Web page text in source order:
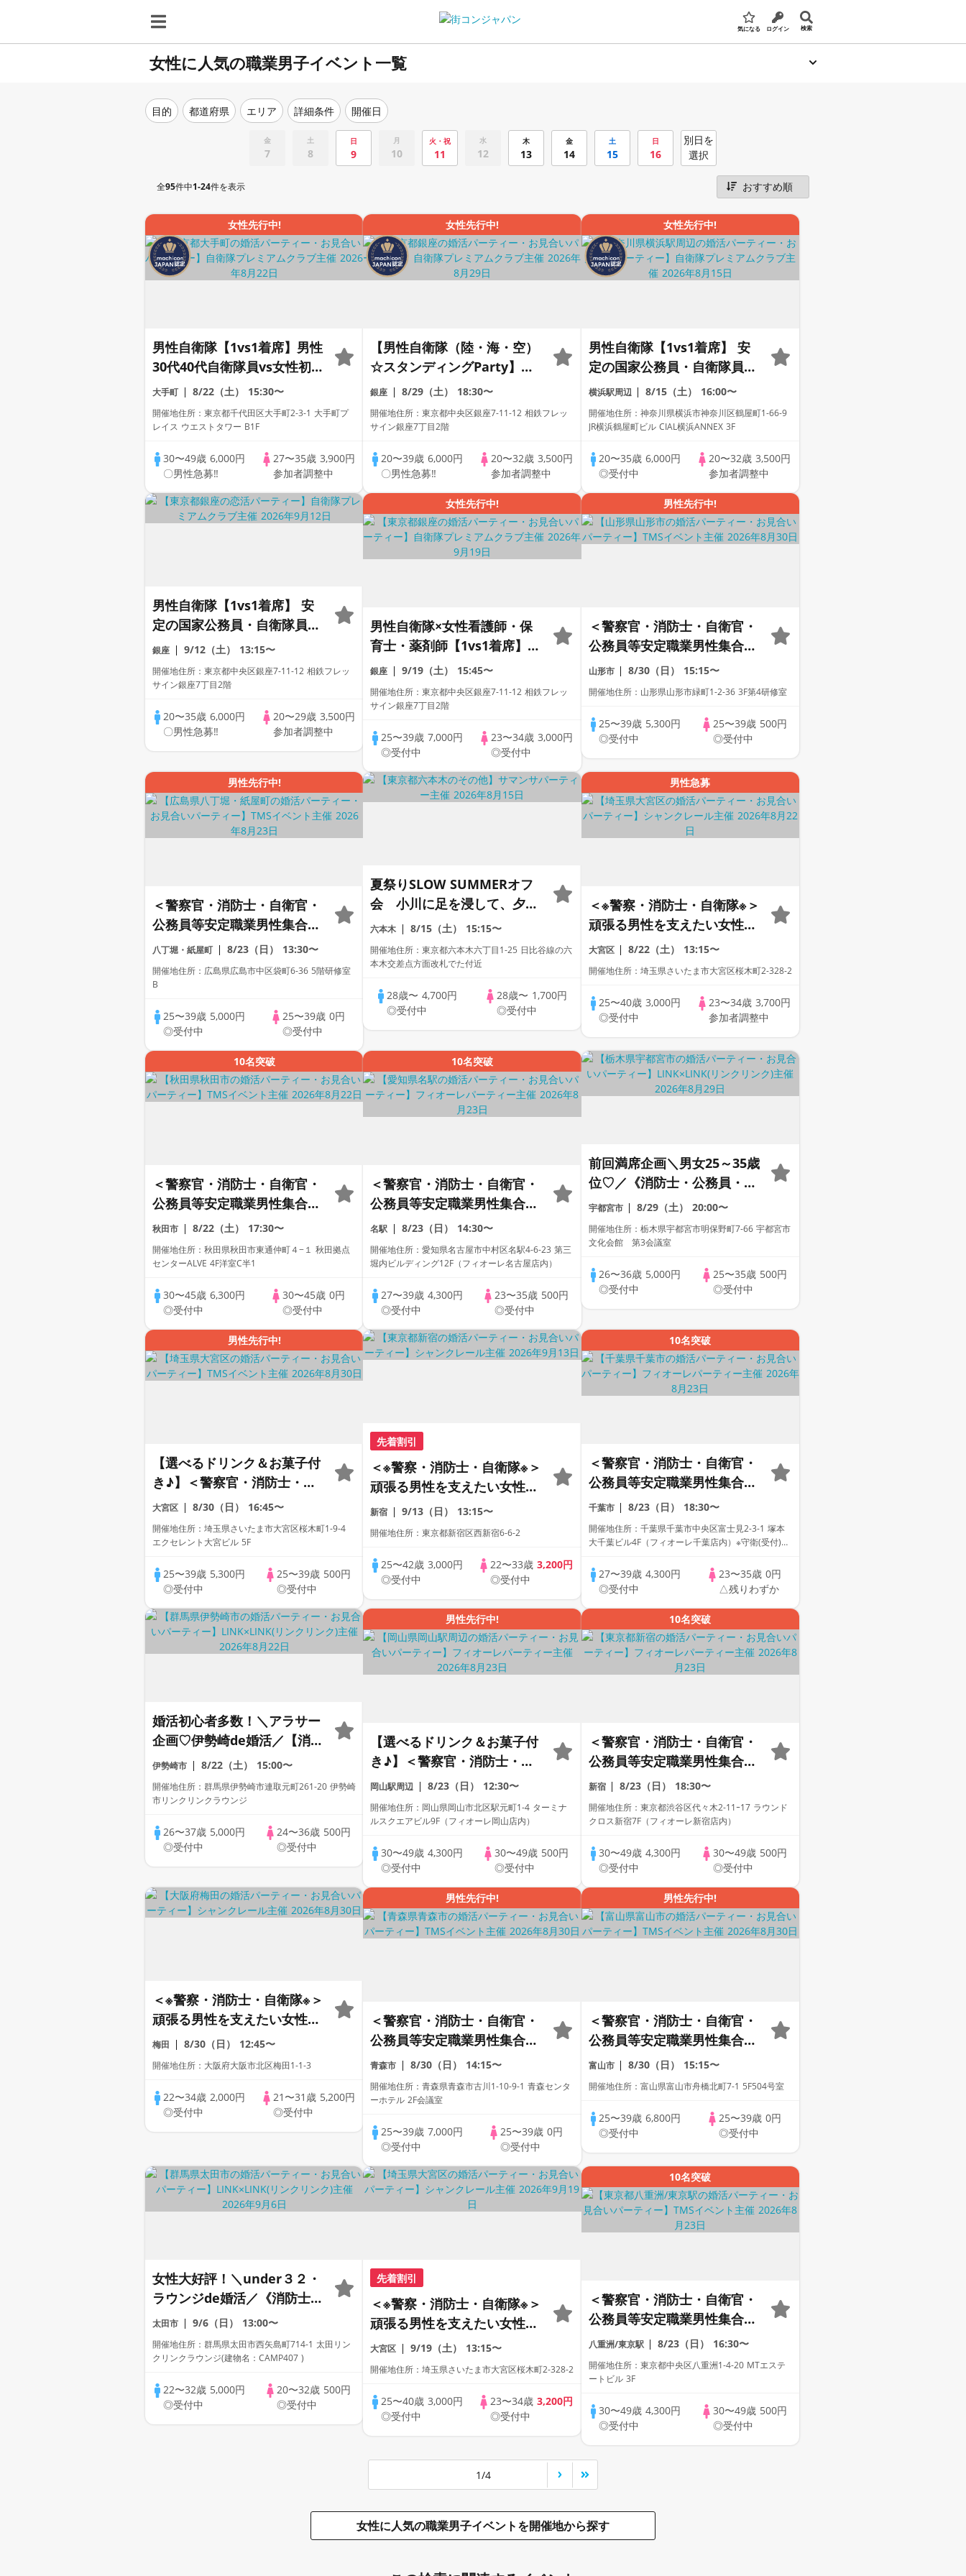
気になる ログイン 検索
女性に人気の職業男子イベント一覧
目的 都道府県 エリア 詳細条件 開催日
金
7
土
8
日
9
月
10
火・祝
11
水
12
木
13
金
14
土
15
日
16
別日を
選択
全95件中1-24件を表示
女性先行中!
男性自衛隊【1vs1着席】男性
30代40代自衛隊員vs女性初参
加中心@結婚を意識した出会
い♡カジュアル婚活《1人参
加中心》
大手町 8/22（土） 15:30〜
開催地住所：東京都千代田区大手町2-3-1 大手町プ
レイス ウエストタワー B1F
30〜49歳 6,000円
〇男性急募‼
27〜35歳 3,900円
参加者調整中
女性先行中!
【男性自衛隊（陸・海・空）
☆スタンディングParty】一
度に複数の異性と出会う
♡《アルコール・ソフトドリ
ンク》フリードリンク付き♪
銀座 8/29（土） 18:30〜
開催地住所：東京都中央区銀座7-11-12 相鉄フレッ
サイン銀座7丁目2階
20〜39歳 6,000円
〇男性急募‼
20〜32歳 3,500円
参加者調整中
女性先行中!
男性自衛隊【1vs1着席】 安
定の国家公務員・自衛隊員vs
女性20代中心♡駅直結のオシ
ャレカフェ♪《1名参加中心
♡》
横浜駅周辺 8/15（土） 16:00〜
開催地住所：神奈川県横浜市神奈川区鶴屋町1-66-9
JR横浜鶴屋町ビル CIAL横浜ANNEX 3F
20〜35歳6,000円
◎受付中
20〜32歳3,500円
参加者調整中
男性自衛隊【1vs1着席】 安
定の国家公務員・自衛隊員
（陸・海・空）vs女性20代限
定♡銀座ホテル内カフェ《1
名参加中心♡》
銀座 9/12（土） 13:15〜
開催地住所：東京都中央区銀座7-11-12 相鉄フレッ
サイン銀座7丁目2階
20〜35歳 6,000円
〇男性急募‼
20〜29歳 3,500円
参加者調整中
女性先行中!
男性自衛隊×女性看護師・保
育士・薬剤師【1vs1着席】カ
ップル率＆結婚率が高い人気
企画♡銀座ホテル内カフェ♪
銀座 9/19（土） 15:45〜
開催地住所：東京都中央区銀座7-11-12 相鉄フレッ
サイン銀座7丁目2階
25〜39歳 7,000円
◎受付中
23〜34歳 3,000円
◎受付中
男性先行中!
＜警察官・消防士・自衛官・
公務員等安定職業男性集合編
＞婚活パーティー・街コン
～真剣な出会い～
山形市 8/30（日） 15:15〜
開催地住所：山形県山形市緑町1-2-36 3F第4研修室
25〜39歳 5,300円
◎受付中
25〜39歳 500円
◎受付中
男性先行中!
＜警察官・消防士・自衛官・
公務員等安定職業男性集合編
＞婚活パーティー・街コン
～真剣な出会い～
八丁堀・紙屋町 8/23（日） 13:30〜
開催地住所：広島県広島市中区袋町6-36 5階研修室
B
25〜39歳 5,000円
◎受付中
25〜39歳 0円
◎受付中
夏祭りSLOW SUMMERオフ
会 小川に足を浸して、夕涼
みも「高身長」「家庭的」
「一部上場企業」「大手企
業」「公務員警察官」「オタ
「1名参加歓迎」「看護師」
「OL」歓迎
六本木 8/15（土） 15:15〜
開催地住所：東京都六本木六丁目1-25 日比谷線の六
本木交差点方面改札でた付近
28歳〜 4,700円
◎受付中
28歳〜 1,700円
◎受付中
男性急募
＜※警察・消防士・自衛隊※＞
頑張る男性を支えたい女性へ
♪
大宮区 8/22（土） 13:15〜
開催地住所：埼玉県さいたま市大宮区桜木町2-328-2
25〜40歳3,000円
◎受付中
23〜34歳3,700円
参加者調整中
10名突破
＜警察官・消防士・自衛官・
公務員等安定職業男性集合編
＞婚活パーティー・街コン
～真剣な出会い～
秋田市 8/22（土） 17:30〜
開催地住所：秋田県秋田市東通仲町４−１ 秋田拠点
センターALVE 4F洋室C半1
30〜45歳 6,300円
◎受付中
30〜45歳 0円
◎受付中
10名突破
＜警察官・消防士・自衛官・
公務員等安定職業男性集合編
＞【個室】婚活パーティー～
真剣な出会い～
名駅 8/23（日） 14:30〜
開催地住所：愛知県名古屋市中村区名駅4-6-23 第三
堀内ビルディング12F（フィオーレ名古屋店内）
27〜39歳 4,300円
◎受付中
23〜35歳 500円
◎受付中
前回満席企画＼男女25～35歳
位♡／《消防士・公務員・商
社・銀行・高年収etc》魅力
的職業＆清潔感のある方と新
しい恋
宇都宮市 8/29（土） 20:00〜
開催地住所：栃木県宇都宮市明保野町7-66 宇都宮市
文化会館 第3会議室
26〜36歳 5,000円
◎受付中
25〜35歳 500円
◎受付中
男性先行中!
【選べるドリンク＆お菓子付
き♪】＜警察官・消防士・自
衛官・公務員等安定職業男性
集合編＞婚活パーティー・街
コン ～真剣な出会い～
大宮区 8/30（日） 16:45〜
開催地住所：埼玉県さいたま市大宮区桜木町1-9-4
エクセレント大宮ビル 5F
25〜39歳 5,300円
◎受付中
25〜39歳 500円
◎受付中
先着割引
＜※警察・消防士・自衛隊※＞
頑張る男性を支えたい女性へ
♪
新宿 9/13（日） 13:15〜
開催地住所：東京都新宿区西新宿6-6-2
25〜42歳 3,000円
◎受付中
22〜33歳3,200円
◎受付中
10名突破
＜警察官・消防士・自衛官・
公務員等安定職業男性集合編
＞【個室】婚活パーティー～
真剣な出会い～
千葉市 8/23（日） 18:30〜
開催地住所：千葉県千葉市中央区富士見2-3-1 塚本
大千葉ビル4F（フィオーレ千葉店内）※守衛(受付)の
い。27〜39歳4,300円
◎受付中
23〜35歳 0円
△残りわずか
婚活初心者多数！＼アラサー
企画♡伊勢崎de婚活／【消防
士・警察官・高年収などの男
性】 褒められ容姿・性格の男
女で一目惚れ婚活♪
伊勢崎市 8/22（土） 15:00〜
開催地住所：群馬県伊勢崎市連取元町261-20 伊勢崎
市リンクリンクラウンジ
26〜37歳 5,000円
◎受付中
24〜36歳 500円
◎受付中
男性先行中!
【選べるドリンク＆お菓子付
き♪】＜警察官・消防士・自
衛官・公務員等安定職業男性
集合編＞【個室】婚活パーテ
ィー～真剣な出会い～
岡山駅周辺 8/23（日） 12:30〜
開催地住所：岡山県岡山市北区駅元町1-4 ターミナ
ルスクエアビル9F（フィオーレ岡山店内）
30〜49歳 4,300円
◎受付中
30〜49歳 500円
◎受付中
10名突破
＜警察官・消防士・自衛官・
公務員等安定職業男性集合編
＞【個室】婚活パーティー～
真剣な出会い～
新宿 8/23（日） 18:30〜
開催地住所：東京都渋谷区代々木2-11ｰ17 ラウンド
クロス新宿7F（フィオーレ新宿店内）
30〜49歳4,300円
◎受付中
30〜49歳 500円
◎受付中
＜※警察・消防士・自衛隊※＞
頑張る男性を支えたい女性へ
♪
梅田 8/30（日） 12:45〜
開催地住所：大阪府大阪市北区梅田1-1-3
22〜34歳 2,000円
◎受付中
21〜31歳 5,200円
◎受付中
男性先行中!
＜警察官・消防士・自衛官・
公務員等安定職業男性集合編
＞婚活パーティー・街コン
～真剣な出会い～
青森市 8/30（日） 14:15〜
開催地住所：青森県青森市古川1-10-9-1 青森センタ
ーホテル 2F会議室
25〜39歳 7,000円
◎受付中
25〜39歳0円
◎受付中
男性先行中!
＜警察官・消防士・自衛官・
公務員等安定職業男性集合編
＞婚活パーティー・街コン
～真剣な出会い～
富山市 8/30（日） 15:15〜
開催地住所：富山県富山市舟橋北町7-1 5F504号室
25〜39歳6,800円
◎受付中
25〜39歳 0円
◎受付中
女性大好評！＼under３２・
ラウンジde婚活／《消防士/
警察官/自衛官/上場etc》魅力
的職業の男性 家族・友人にも
安心して紹介できる♡
太田市 9/6（日） 13:00〜
開催地住所：群馬県太田市西矢島町714-1 太田リン
クリンクラウンジ(建物名：CAMP407 )
22〜32歳 5,000円
◎受付中
20〜32歳 500円
◎受付中
先着割引
＜※警察・消防士・自衛隊※＞
頑張る男性を支えたい女性へ
♪
大宮区 9/19（土） 13:15〜
開催地住所：埼玉県さいたま市大宮区桜木町2-328-2
25〜40歳 3,000円
◎受付中
23〜34歳3,200円
◎受付中
10名突破
＜警察官・消防士・自衛官・
公務員等安定職業男性集合編
＞婚活パーティー・街コン
～真剣な出会い～
八重洲/東京駅 8/23（日） 16:30〜
開催地住所：東京都中央区八重洲1-4-20 MTエステ
ートビル 3F
30〜49歳4,300円
◎受付中
30〜49歳 500円
◎受付中
1/4
女性に人気の職業男子イベントを開催地から探す